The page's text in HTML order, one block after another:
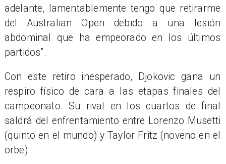
adelante, lamentablemente tengo que retirarme
del Australian Open debido a una lesión
abdominal que ha empeorado en los últimos
partidos”.
Con este retiro inesperado, Djokovic gana un
respiro físico de cara a las etapas finales del
campeonato. Su rival en los cuartos de final
saldrá del enfrentamiento entre Lorenzo Musetti
(quinto en el mundo) y Taylor Fritz (noveno en el
orbe).